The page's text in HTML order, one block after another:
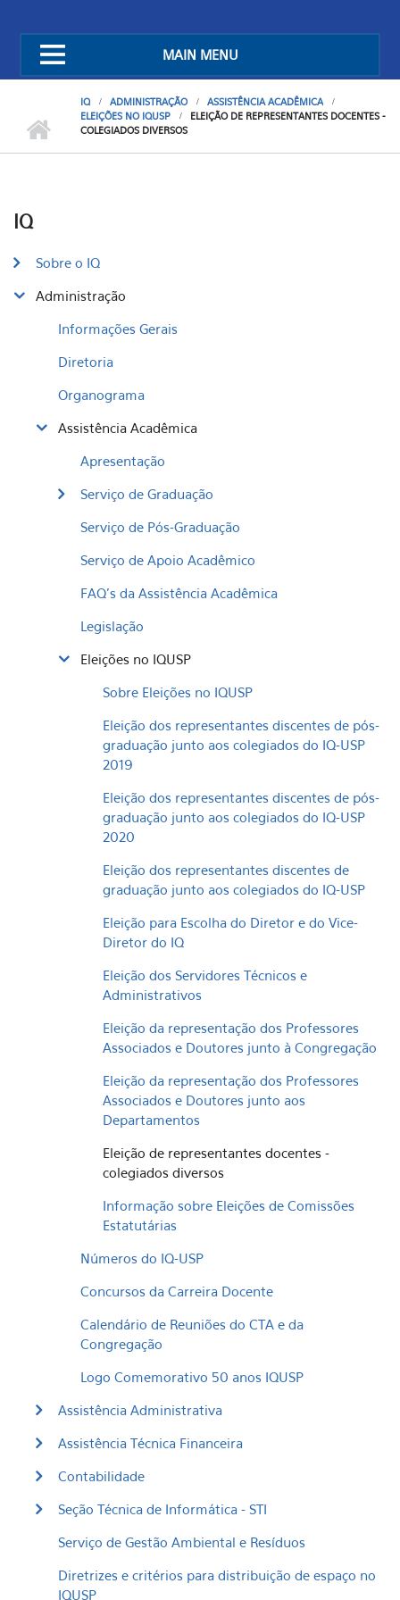
MAIN MENU
IQ ADMINISTRAÇÃO
ASSISTÊNCIA ACADÊMICA
ELEIÇÕES NO IQUSP
ELEIÇÃO DE REPRESENTANTES DOCENTES -
COLEGIADOS DIVERSOS
IQ
Sobre o IQ
Administração
Informações Gerais
Diretoria
Organograma
Assistência Acadêmica
Apresentação
Serviço de Graduação
Serviço de Pós-Graduação
Serviço de Apoio Acadêmico
FAQ's da Assistência Acadêmica
Legislação
Eleições no IQUSP
Sobre Eleições no IQUSP
Eleição dos representantes discentes de pós-
graduação junto aos colegiados do IQ-USP
2019
Eleição dos representantes discentes de pós-
graduação junto aos colegiados do IQ-USP
2020
Eleição dos representantes discentes de
graduação junto aos colegiados do IQ-USP
Eleição para Escolha do Diretor e do Vice-
Diretor do IQ
Eleição dos Servidores Técnicos e
Administrativos
Eleição da representação dos Professores
Associados e Doutores junto à Congregação
Eleição da representação dos Professores
Associados e Doutores junto aos
Departamentos
Eleição de representantes docentes -
colegiados diversos
Informação sobre Eleições de Comissões
Estatutárias
Números do IQ-USP
Concursos da Carreira Docente
Calendário de Reuniões do CTA e da
Congregação
Logo Comemorativo 50 anos IQUSP
Assistência Administrativa
Assistência Técnica Financeira
Contabilidade
Seção Técnica de Informática - STI
Serviço de Gestão Ambiental e Resíduos
Diretrizes e critérios para distribuição de espaço no
IQUSP